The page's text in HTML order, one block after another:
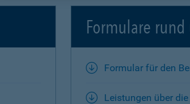
Formulare
Formular für den
Leistungen über